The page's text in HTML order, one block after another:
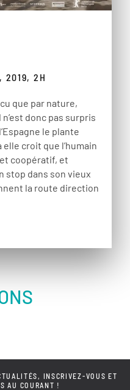
2019, 2H
que par nature,
donc pas surpris
le plante
croit que l’humain
coopératif, et
stop dans son vieux
la route direction
INSCRIVEZ-VOUS ET
AU COURANT !